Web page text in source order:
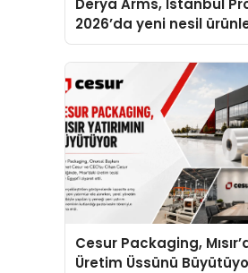
2026’da yeni nesil
global marka vizyonunu
sergiledi
Cesur Packaging,
Üretim Üssünü